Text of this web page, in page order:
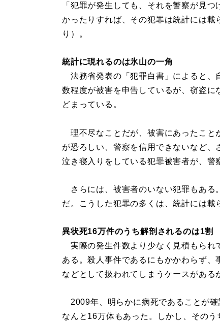
「犯罪が発生しても、それを警察が見
かったりすれば、その犯罪は統計には載
り）。
統計に現れるのは氷山の一角
法務省発表の「犯罪白書」によると、
数程度が被害を申告しているが、窃盗
どまっている。
理不尽なことだが、被害にあったこと
が恐ろしい、警察を信用できないなど、
泣き寝入りをしている犯罪被害者が、警
さらには、被害者のいない犯罪もある
だ。こうした犯罪の多くは、統計には載
異状死16万件のうち解剖されるのは1割
実際の発生件数より少なく見積もられ
ある。殺人事件であるにもかかわらず
などとして扱われてしまうケースがある
2009年、明らかに病死であることが確
なんと16万体もあった。しかし、その